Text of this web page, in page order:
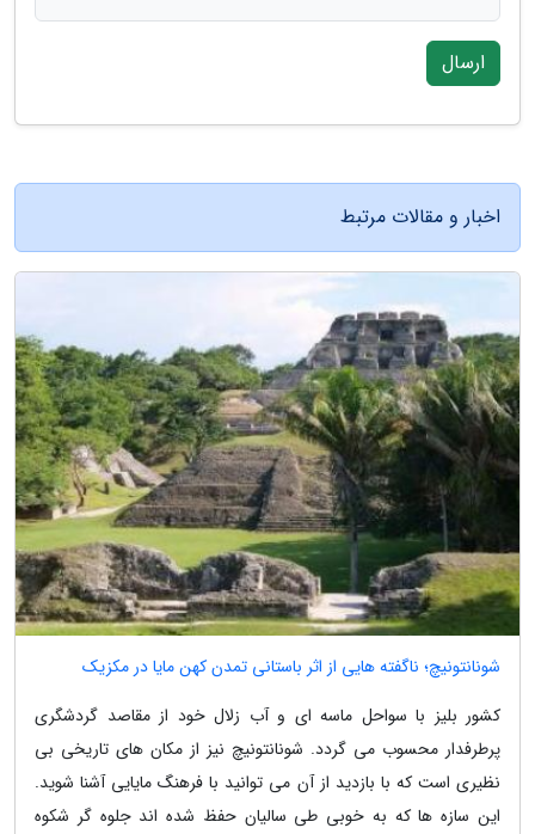
ارسال
اخبار و مقالات مرتبط
شونانتونیچ؛ ناگفته هایی از اثر باستانی تمدن کهن مایا در مکزیک
کشور بلیز با سواحل ماسه ای و آب زلال خود از مقاصد گردشگری
پرطرفدار محسوب می گردد. شونانتونیچ نیز از مکان های تاریخی بی
نظیری است که با بازدید از آن می توانید با فرهنگ مایایی آشنا شوید.
این سازه ها که به خوبی طی سالیان حفظ شده اند جلوه گر شکوه